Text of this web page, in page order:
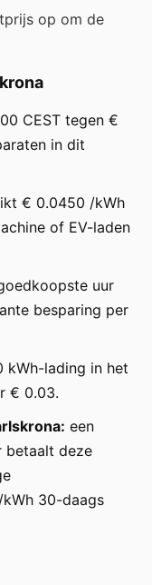
op om de
CEST tegen €
in dit
€ 0.0450 /kWh
of EV-laden
uur
besparing per
kWh-lading in het
€ 0.03.
een
betaalt deze
30-daags